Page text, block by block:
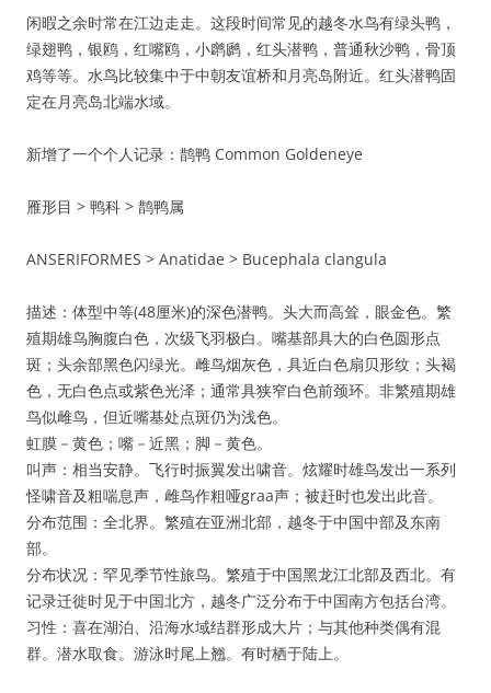
闲暇之余时常在江边走走。这段时间常见的越冬水鸟有绿头鸭，
绿翅鸭，银鸥，红嘴鸥，小䴙䴘，红头潜鸭，普通秋沙鸭，骨顶
鸡等等。水鸟比较集中于中朝友谊桥和月亮岛附近。红头潜鸭固
定在月亮岛北端水域。
新增了一个个人记录：鹊鸭 Common Goldeneye
雁形目 > 鸭科 > 鹊鸭属
ANSERIFORMES > Anatidae > Bucephala clangula
描述：体型中等(48厘米)的深色潜鸭。头大而高耸，眼金色。繁
殖期雄鸟胸腹白色，次级飞羽极白。嘴基部具大的白色圆形点
斑；头余部黑色闪绿光。雌鸟烟灰色，具近白色扇贝形纹；头褐
色，无白色点或紫色光泽；通常具狭窄白色前颈环。非繁殖期雄
鸟似雌鸟，但近嘴基处点斑仍为浅色。
虹膜－黄色；嘴－近黑；脚－黄色。
叫声：相当安静。飞行时振翼发出啸音。炫耀时雄鸟发出一系列
怪啸音及粗喘息声，雌鸟作粗哑graa声；被赶时也发出此音。
分布范围：全北界。繁殖在亚洲北部，越冬于中国中部及东南
部。
分布状况：罕见季节性旅鸟。繁殖于中国黑龙江北部及西北。有
记录迁徙时见于中国北方，越冬广泛分布于中国南方包括台湾。
习性：喜在湖泊、沿海水域结群形成大片；与其他种类偶有混
群。潜水取食。游泳时尾上翘。有时栖于陆上。